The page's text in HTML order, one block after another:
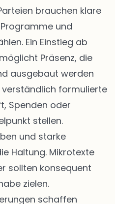
brauchen klare
und
Ein Einstieg ab
Präsenz, die
ausgebaut werden
verständlich formulierte
Spenden oder
stellen.
und starke
Haltung. Mikrotexte
sollten konsequent
zielen.
schaffen